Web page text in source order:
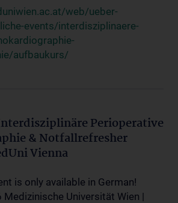
web/ueber-
events/interdisziplinaere-
aufbaukurs/
Perioperative
& Notfallrefresher
Vienna
is only available in German!
Universität Wien |